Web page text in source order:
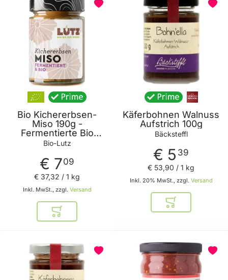
Bio Kichererbsen-
Miso 190g -
Fermentierte Bio
Speisewürzpaste aus
Lutz
Bio-Lutz
€ 709
Inkl. MwSt., zzgl. Versand
€ 37,32 / 1 kg
In den Warenkorb
Käferbohnen Walnuss
Aufstrich 100g
Bäcksteffl
€ 5 39
Inkl. 20% MwSt., zzgl. Versand
€ 53,90 / 1 kg
In den